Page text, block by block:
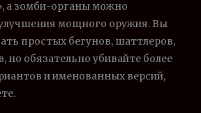
а зомби-органы можно
мощного оружия. Вы
простых бегунов, шаттлеров,
но обязательно убивайте более
и именованных версий,